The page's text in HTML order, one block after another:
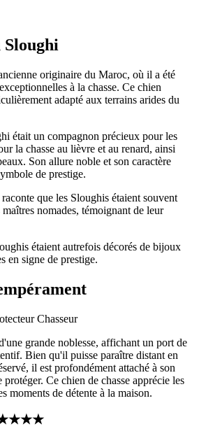
Sloughi
originaire du Maroc, où il a été
à la chasse. Ce chien
adapté aux terrains arides du
était un compagnon précieux pour les
la chasse au lièvre et au renard, ainsi
Son allure noble et son caractère
de prestige.
que les Sloughis étaient souvent
nomades, témoignant de leur
étaient autrefois décorés de bijoux
en signe de prestige.
Chasseur
grande noblesse, affichant un port de
Bien qu'il puisse paraître distant en
il est profondément attaché à son
Ce chien de chasse apprécie les
moments de détente à la maison.
★★★